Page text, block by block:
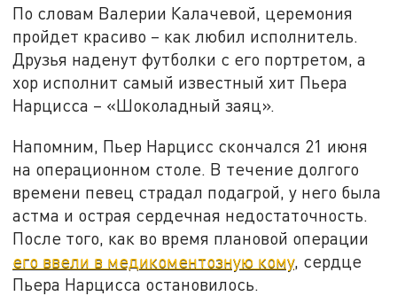
По словам Валерии Калачевой, церемония
пройдет красиво – как любил исполнитель.
Друзья наденут футболки с его портретом, а
хор исполнит самый известный хит Пьера
Нарцисса – «Шоколадный заяц».
Напомним, Пьер Нарцисс скончался 21 июня
на операционном столе. В течение долгого
времени певец страдал подагрой, у него была
астма и острая сердечная недостаточность.
После того, как во время плановой операции
его ввели в медикоментозную кому, сердце
Пьера Нарцисса остановилось.